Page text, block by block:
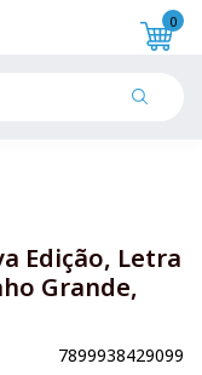
0
Edição, Letra
Grande,
7899938429099